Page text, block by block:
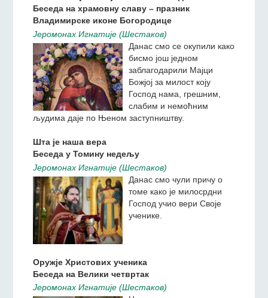
Милост Мајке Божје и наша слобода
Беседа на храмовну славу – празник
Владимирске иконе Богородице
Jeромонах Игнатиjе (Шестаков)
Данас смо се окупили како
бисмо још једном
заблагодарили Мајци
Божјој за милост коју
Господ нама, грешним,
људима даје по Њеном заступништву.
Шта је наша вера
Беседа у Томину недељу
Jeромонах Игнатиjе (Шестаков)
Данас смо чули причу о
томе како је милосрдни
Оружје Христових ученика